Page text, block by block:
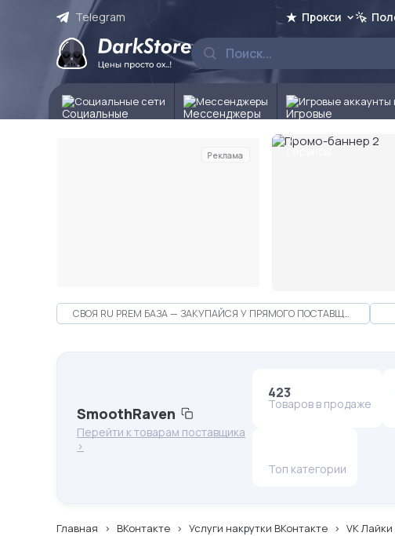
Telegram Прокси
Социальные сети Мессенджеры Игровые аккаунты
Реклама
СВОЯ RU PREM БАЗА — ЗАКУПАЙСЯ У ПРЯМОГО ПОСТАВЩИКА
SmoothRaven
Перейти к товарам поставщика
>
423
Товаров в продаже
Топ категории
Главная ВКонтакте Услуги накрутки ВКонтакте VK Лайки